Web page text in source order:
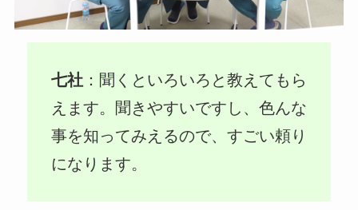
七社：聞くといろいろと教えてもら
えます。聞きやすいですし、色んな
事を知ってみえるので、すごい頼り
になります。